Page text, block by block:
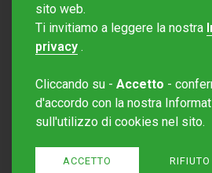
Editore
Sito creato da
sito web.
Ti invitiamo a leggere la nostra
privacy .
Cliccando su - Accetto -
d'accordo con la nostra
sull'utilizzo di cookies nel sito.
ACCETTO RIFIUTO